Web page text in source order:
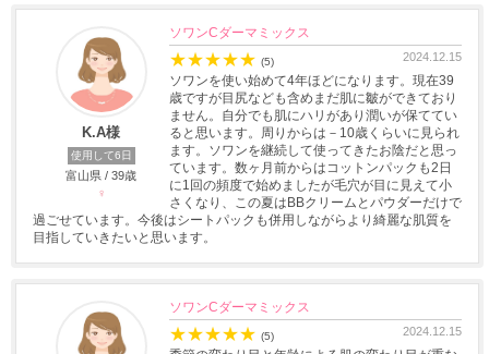
K.A様
使用して6日
富山県 / 39歳
♀
ソワンCダーマミックス
★★★★★ (5) 2024.12.15
ソワンを使い始めて4年ほどになります。現在39
歳ですが目尻なども含めまだ肌に皺ができており
ません。自分でも肌にハリがあり潤いが保ててい
ると思います。周りからは－10歳くらいに見られ
ます。ソワンを継続して使ってきたお陰だと思っ
ています。数ヶ月前からはコットンパックも2日
に1回の頻度で始めましたが毛穴が目に見えて小
さくなり、この夏はBBクリームとパウダーだけで
過ごせています。今後はシートパックも併用しながらより綺麗な肌質を
目指していきたいと思います。
ソワンCダーマミックス
★★★★★ (5) 2024.12.15